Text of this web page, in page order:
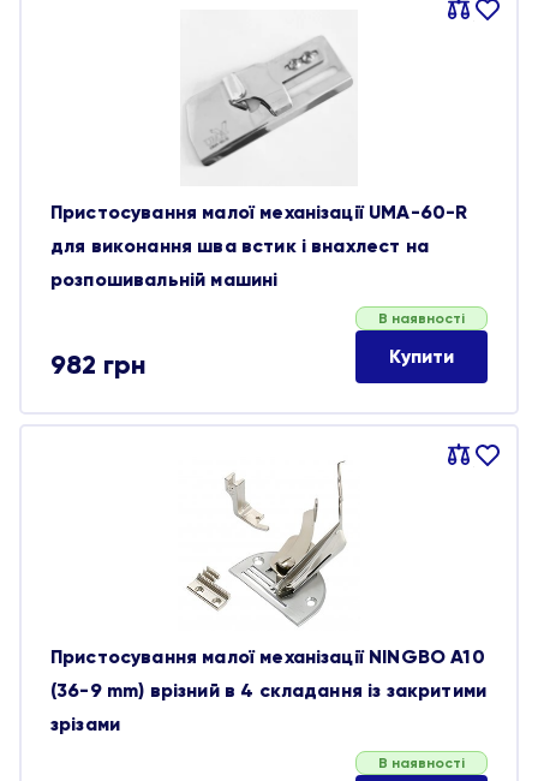
Порівняти
В
Пристосування малої механізації UMA-60-R
для виконання шва встик і внахлест на
розпошивальній машині
982 грн
В наявності
Купити
Порівняти
В
Пристосування малої механізації NINGBO A10
(36-9 mm) врізний в 4 складання із закритими
зрізами
В наявності